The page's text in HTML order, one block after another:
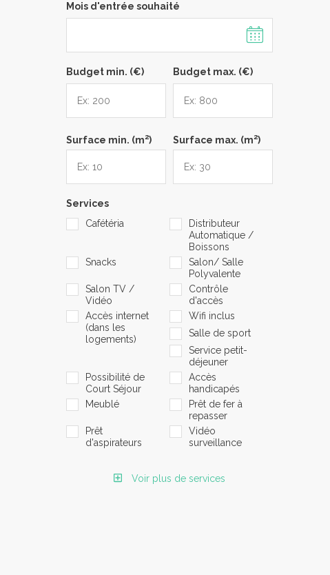
Mois d'entrée souhaité
Budget min. (€) Budget max. (€)
Surface min. (m2) Surface max. (m2)
Services
Cafétéria
Distributeur
Automatique /
Boissons
Snacks
Salon/ Salle
Polyvalente
Salon TV /
Vidéo
Contrôle
d'accès
Accès internet
(dans les
logements)
Wifi inclus
Salle de sport
Service petit-
déjeuner
Possibilité de
Court Séjour
Accès
handicapés
Meublé
Prêt de fer à
repasser
Prêt
d'aspirateurs
Vidéo
surveillance
Voir plus de services